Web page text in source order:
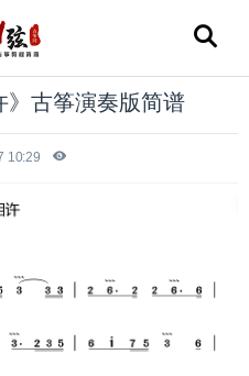
》古筝演奏版简谱
10:29